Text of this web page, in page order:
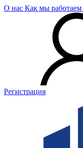
О нас Как мы работаем
Регистрация